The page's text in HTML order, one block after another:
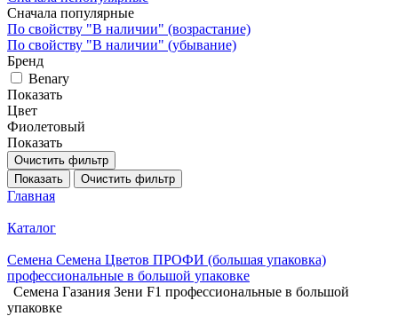
Сначала популярные
По свойству "В наличии" (возрастание)
По свойству "В наличии" (убывание)
Бренд
Benary
Показать
Цвет
Фиолетовый
Показать
Очистить фильтр
Показать
Очистить фильтр
Главная
Каталог
Семена Семена Цветов ПРОФИ (большая упаковка)
профессиональные в большой упаковке
Семена Газания Зени F1 профессиональные в большой
упаковке